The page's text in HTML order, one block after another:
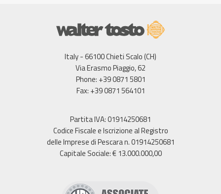
Italy - 66100 Chieti Scalo (CH)
Via Erasmo Piaggio, 62
Phone: +39 0871 5801
Fax: +39 0871 564101
Partita IVA: 01914250681
Codice Fiscale e Iscrizione al Registro
delle Imprese di Pescara n. 01914250681
Capitale Sociale: € 13.000.000,00